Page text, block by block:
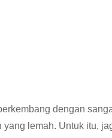
dengan
lemah. Untuk itu,